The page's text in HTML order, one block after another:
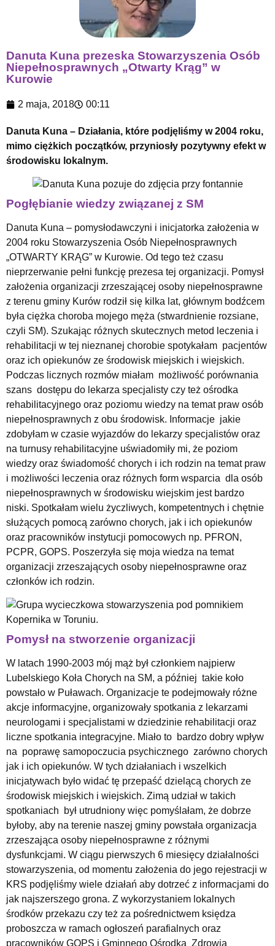
Danuta Kuna prezeska Stowarzyszenia Osób
Niepełnosprawnych „Otwarty Krąg” w
Kurowie
2 maja, 2018 00:11
Danuta Kuna – Działania, które podjęliśmy w 2004 roku,
mimo ciężkich początków, przyniosły pozytywny efekt w
środowisku lokalnym.
Pogłębianie wiedzy związanej z SM
Danuta Kuna – pomysłodawczyni i inicjatorka założenia w
2004 roku Stowarzyszenia Osób Niepełnosprawnych
„OTWARTY KRĄG” w Kurowie. Od tego też czasu
nieprzerwanie pełni funkcję prezesa tej organizacji. Pomysł
założenia organizacji zrzeszającej osoby niepełnosprawne
z terenu gminy Kurów rodził się kilka lat, głównym bodźcem
była ciężka choroba mojego męża (stwardnienie rozsiane,
czyli SM). Szukając różnych skutecznych metod leczenia i
rehabilitacji w tej nieznanej chorobie spotykałam pacjentów
oraz ich opiekunów ze środowisk miejskich i wiejskich.
Podczas licznych rozmów miałam możliwość porównania
szans dostępu do lekarza specjalisty czy też ośrodka
rehabilitacyjnego oraz poziomu wiedzy na temat praw osób
niepełnosprawnych z obu środowisk. Informacje jakie
zdobyłam w czasie wyjazdów do lekarzy specjalistów oraz
na turnusy rehabilitacyjne uświadomiły mi, że poziom
wiedzy oraz świadomość chorych i ich rodzin na temat praw
i możliwości leczenia oraz różnych form wsparcia dla osób
niepełnosprawnych w środowisku wiejskim jest bardzo
niski. Spotkałam wielu życzliwych, kompetentnych i chętnie
służących pomocą zarówno chorych, jak i ich opiekunów
oraz pracowników instytucji pomocowych np. PFRON,
PCPR, GOPS. Poszerzyła się moja wiedza na temat
organizacji zrzeszających osoby niepełnosprawne oraz
członków ich rodzin.
Pomysł na stworzenie organizacji
W latach 1990-2003 mój mąż był członkiem najpierw
Lubelskiego Koła Chorych na SM, a później takie koło
powstało w Puławach. Organizacje te podejmowały różne
akcje informacyjne, organizowały spotkania z lekarzami
neurologami i specjalistami w dziedzinie rehabilitacji oraz
liczne spotkania integracyjne. Miało to bardzo dobry wpływ
na poprawę samopoczucia psychicznego zarówno chorych
jak i ich opiekunów. W tych działaniach i wszelkich
inicjatywach było widać tę przepaść dzielącą chorych ze
środowisk miejskich i wiejskich. Zimą udział w takich
spotkaniach był utrudniony więc pomyślałam, że dobrze
byłoby, aby na terenie naszej gminy powstała organizacja
zrzeszająca osoby niepełnosprawne z różnymi
dysfunkcjami. W ciągu pierwszych 6 miesięcy działalności
stowarzyszenia, od momentu założenia do jego rejestracji w
KRS podjęliśmy wiele działań aby dotrzeć z informacjami do
jak najszerszego grona. Z wykorzystaniem lokalnych
środków przekazu czy też za pośrednictwem księdza
proboszcza w ramach ogłoszeń parafialnych oraz
pracowników GOPS i Gminnego Ośrodka Zdrowia